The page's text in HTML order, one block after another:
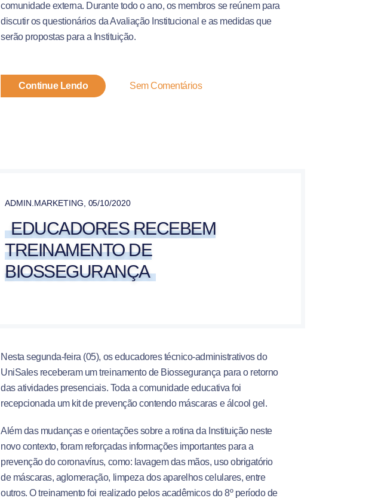
comunidade externa. Durante todo o ano, os membros se reúnem para
discutir os questionários da Avaliação Institucional e as medidas que
serão propostas para a Instituição.
Continue Lendo Sem Comentários
ADMIN.MARKETING 05/10/2020
EDUCADORES RECEBEM
TREINAMENTO DE
BIOSSEGURANÇA
Nesta segunda-feira (05), os educadores técnico-administrativos do
UniSales receberam um treinamento de Biossegurança para o retorno
das atividades presenciais. Toda a comunidade educativa foi
recepcionada um kit de prevenção contendo máscaras e álcool gel.
Além das mudanças e orientações sobre a rotina da Instituição neste
novo contexto, foram reforçadas informações importantes para a
prevenção do coronavírus, como: lavagem das mãos, uso obrigatório
de máscaras, aglomeração, limpeza dos aparelhos celulares, entre
outros. O treinamento foi realizado pelos acadêmicos do 8º período de